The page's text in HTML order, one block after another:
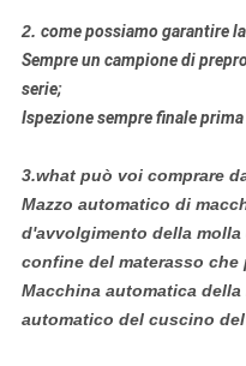
2. come possiamo garantire
Sempre un campione di
serie;
Ispezione sempre finale
3.what può voi comprare
Mazzo automatico di
d'avvolgimento della
confine del materasso che
Macchina automatica
automatico del cuscino